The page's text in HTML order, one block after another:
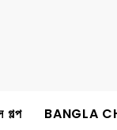
গল্প BANGLA